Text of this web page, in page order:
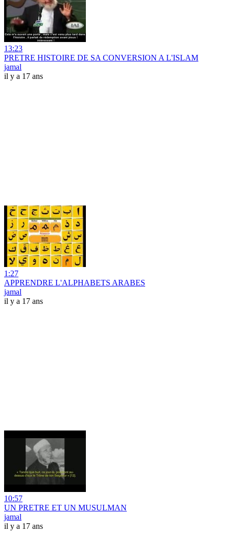
13:23
PRETRE HISTOIRE DE SA CONVERSION A L'ISLAM
jamal
il y a 17 ans
1:27
APPRENDRE L'ALPHABETS ARABES
jamal
il y a 17 ans
10:57
UN PRETRE ET UN MUSULMAN
jamal
il y a 17 ans